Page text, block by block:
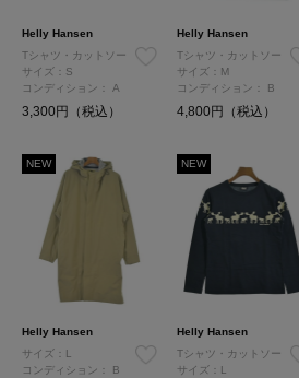
Helly Hansen
Tシャツ・カットソー
サイズ：S
コンディション： A
3,300円（税込）
Helly Hansen
Tシャツ・カットソー
サイズ：M
コンディション：
B
4,800円（税込）
NEW
Helly Hansen
サイズ：L
コンディション： B
NEW
Helly Hansen
Tシャツ・カットソー
サイズ：L